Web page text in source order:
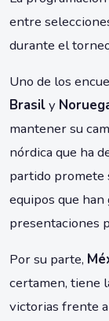
entre
durante el
Uno de los
Brasily
mantener su
nórdica que ha
partido promete
equipos que
presentaciones
Por su parte,
certamen, tiene
victorias frente